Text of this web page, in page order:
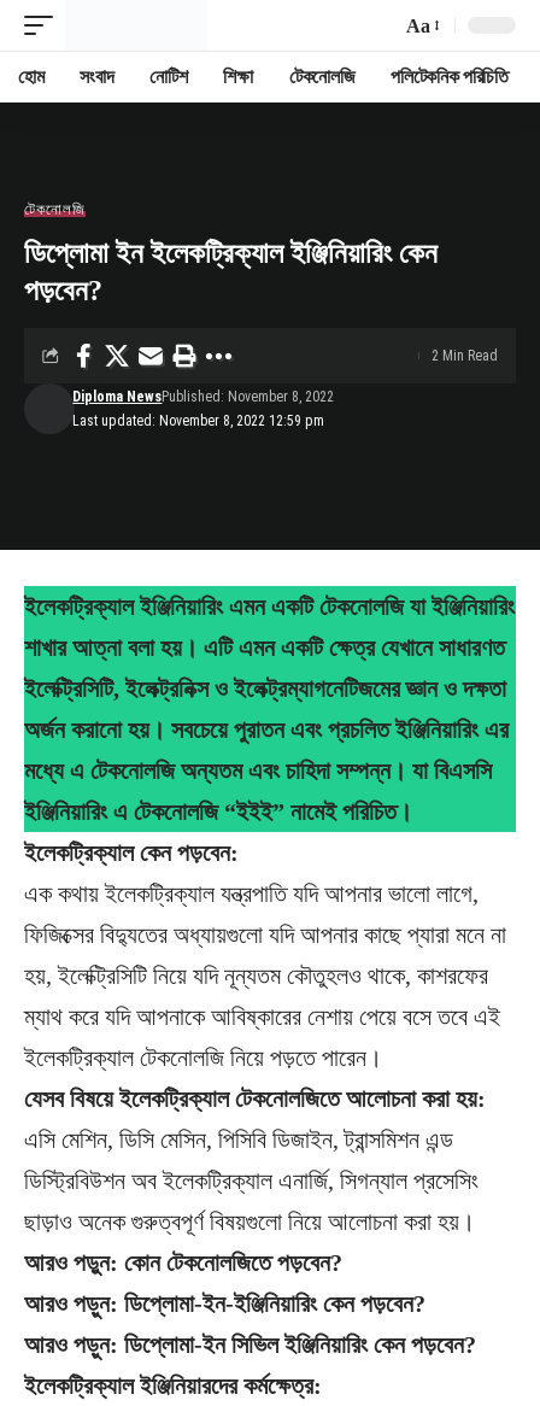
Resizer
Aa
হোম সংবাদ নোটিশ শিক্ষা টেকনোলজি পলিটেকনিক পরিচিতি
টেকনোলজি
ডিপ্লোমা ইন ইলেকট্রিক্যাল ইঞ্জিনিয়ারিং কেন
পড়বেন?
Last updated: November 8, 2022 12:59 pm
Diploma NewsPublished: November 8, 2022
2 Min Read
ইলেকট্রিক্যাল ইঞ্জিনিয়ারিং এমন একটি টেকনোলজি যা ইঞ্জিনিয়ারিং
শাখার আত্না বলা হয়। এটি এমন একটি ক্ষেত্র যেখানে সাধারণত
ইলেক্ট্রিসিটি, ইলেক্ট্রনিক্স ও ইলেক্ট্রম্যাগনেটিজমের জ্ঞান ও দক্ষতা
অর্জন করানো হয়। সবচেয়ে পুরাতন এবং প্রচলিত ইঞ্জিনিয়ারিং এর
মধ্যে এ টেকনোলজি অন্যতম এবং চাহিদা সম্পন্ন। যা বিএসসি
ইঞ্জিনিয়ারিং এ টেকনোলজি “ইইই” নামেই পরিচিত।
ইলেকট্রিক্যাল কেন পড়বেন:
এক কথায় ইলেকট্রিক্যাল যন্ত্রপাতি যদি আপনার ভালো লাগে,
ফিজিক্সের বিদ্যুতের অধ্যায়গুলো যদি আপনার কাছে প্যারা মনে না
হয়, ইলেক্ট্রিসিটি নিয়ে যদি নূন্যতম কৌতুহলও থাকে, কাশরফের
ম্যাথ করে যদি আপনাকে আবিষ্কারের নেশায় পেয়ে বসে তবে এই
ইলেকট্রিক্যাল টেকনোলজি নিয়ে পড়তে পারেন।
যেসব বিষয়ে ইলেকট্রিক্যাল টেকনোলজিতে আলোচনা করা হয়:
এসি মেশিন, ডিসি মেসিন, পিসিবি ডিজাইন, ট্রান্সমিশন এন্ড
ডিস্ট্রিবিউশন অব ইলেকট্রিক্যাল এনার্জি, সিগন্যাল প্রসেসিং
ছাড়াও অনেক গুরুত্বপূর্ণ বিষয়গুলো নিয়ে আলোচনা করা হয়।
আরও পড়ুন: কোন টেকনোলজিতে পড়বেন?
আরও পড়ুন: ডিপ্লোমা-ইন-ইঞ্জিনিয়ারিং কেন পড়বেন?
আরও পড়ুন: ডিপ্লোমা-ইন সিভিল ইঞ্জিনিয়ারিং কেন পড়বেন?
ইলেকট্রিক্যাল ইঞ্জিনিয়ারদের কর্মক্ষেত্র: